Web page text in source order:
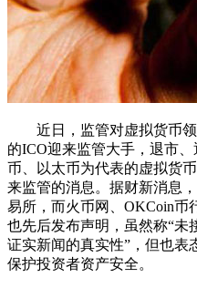
近日，监管对虚拟货币领
的ICO迎来监管大手，退市
币、以太币为代表的虚拟货
来监管的消息。据财新消息
易所，而火币网、OKCoin币
也先后发布声明，虽然称“未
证实新闻的真实性”，但也表
保护投资者资产安全。